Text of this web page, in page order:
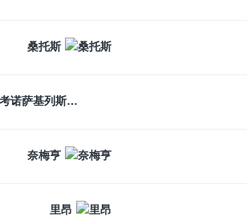
桑托斯
考诺萨基列斯
奈梅亨
里昂